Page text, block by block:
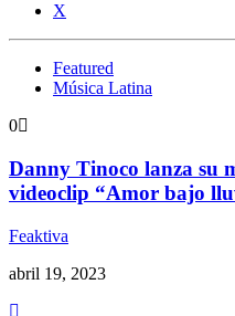
Featured
Música Latina
0
Danny Tinoco lanza su
videoclip “Amor bajo
Feaktiva
abril 19, 2023